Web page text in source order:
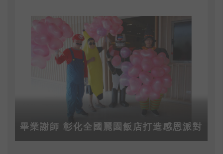
畢業謝師 彰化全國麗園飯店打造感恩派對